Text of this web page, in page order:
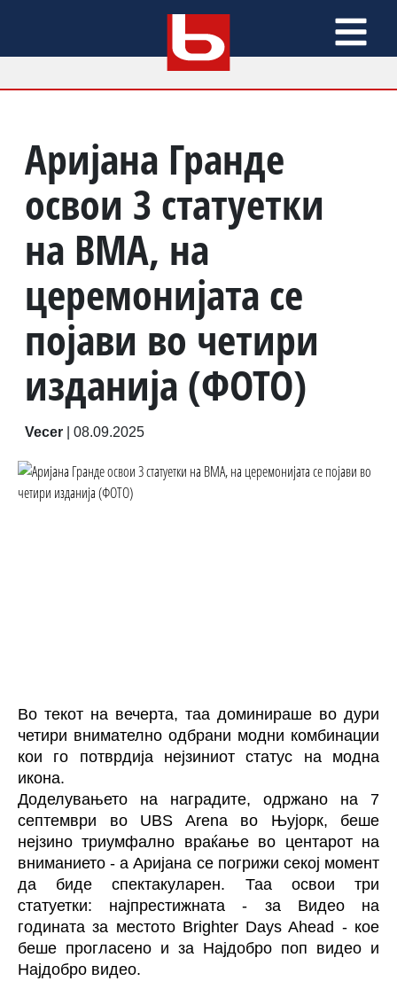
Аријана Гранде
освои 3 статуетки
на ВМА, на
церемонијата се
појави во четири
изданија (ФОТО)
Vecer 08.09.2025
Во текот на вечерта, таа доминираше во дури
четири внимателно одбрани модни комбинации
кои го потврдија нејзиниот статус на модна
икона.
Доделувањето на наградите, одржано на 7
септември во UBS Arena во Њујорк, беше
нејзино триумфално враќање во центарот на
вниманието - аАријана се погрижи секој момент
да биде спектакуларен. Таа освои три
статуетки: најпрестижната - за Видео на
годината за местото Brighter Days Ahead - кое
беше прогласено и за Најдобро поп видео и
Најдобро видео.